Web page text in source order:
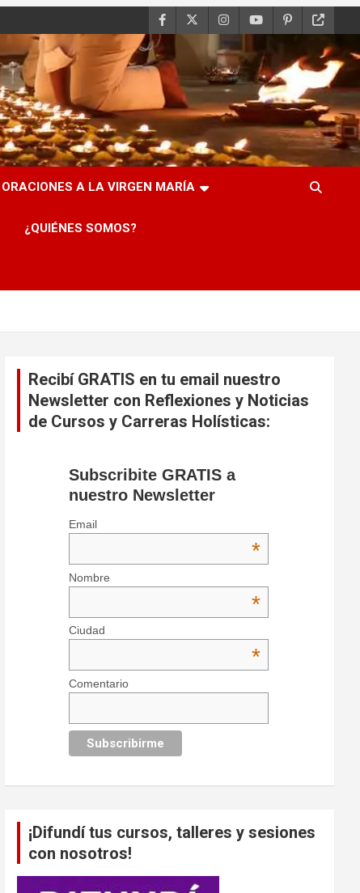
ORACIONES A LA VIRGEN MARÍA
¿QUIÉNES SOMOS?
Recibí GRATIS en tu email nuestro
Newsletter con Reflexiones y Noticias
de Cursos y Carreras Holísticas:
Subscribite GRATIS a
nuestro Newsletter
Email
*
Nombre
*
Ciudad
*
Comentario
¡Difundí tus cursos, talleres y sesiones
con nosotros!